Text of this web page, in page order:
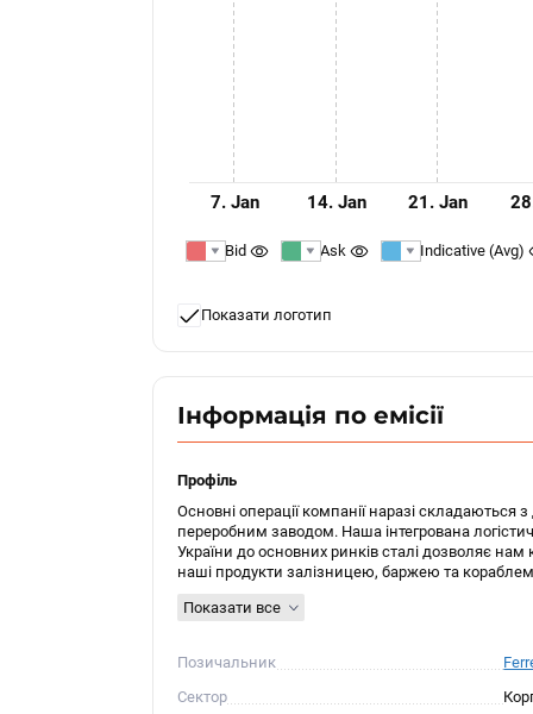
7. Jan 14. Jan 21. Jan
Bid Ask Indicative (Avg)
Показати логотип
Інформація по емісії
Профіль
Основні операції компанії наразі складаються
переробним заводом. Наша інтегрована
України до основних ринків сталі дозволяє
наші продукти залізницею, баржею та
Показати все
Позичальник
Сектор